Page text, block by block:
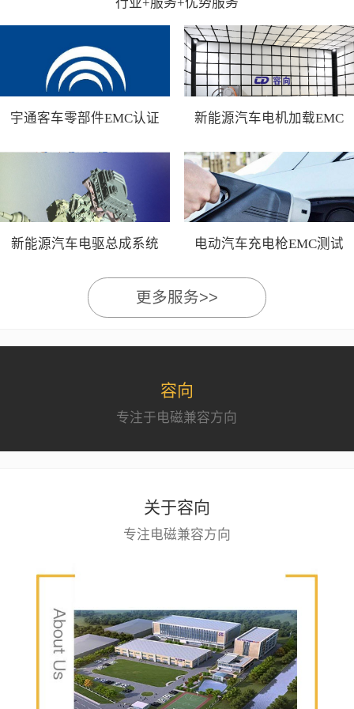
宇通客车零部件EMC认证
新能源汽车电机加载EMC
新能源汽车电驱总成系统
电动汽车充电枪EMC测试
更多服务>>
容向
专注于电磁兼容方向
关于容向
专注电磁兼容方向